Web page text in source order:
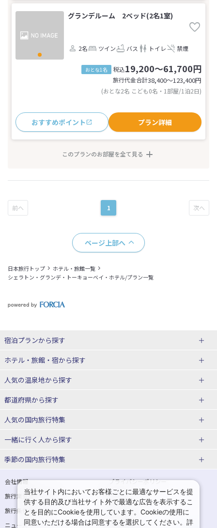
グランデルーム 2ベッド(2名1室)
2名 ツイン バス トイレ 禁煙
おとな1名 税込19,200～61,700円
旅行代金合計38,400〜123,400円
(おとな2名 こども0名・1部屋/1泊2日)
おすすめポイント プラン詳細
このプランのお部屋を全て見る
1
ページ上部へ
日本旅行トップ
ホテル・旅館一覧
シェラトン・グランデ・トーキョーベイ・ホテル/プラン一覧
宿泊プランから探す
北海道
東北
青森県
宮城県
山形県
関東
埼玉県 千葉県
茨城県 栃木県
ホテル・旅館・宿から探す
北海道ホテル・旅館
青森県ホテル・旅館
宮城県ホテル・旅館
山形県ホテル・旅館
東京都ホテル・旅館 神奈川県ホテル・旅館
埼玉県ホテル・旅館 千葉県ホテル・旅館
人気の温泉地から探す
北海道
湯の川温泉(北海道)
十勝川温泉(北海道)
洞爺湖温泉(北海道)
層雲峡温泉(北海道)
東北
花巻温泉(岩手) 蔵王温泉(山形)
都道府県から探す
北海道旅行・ツアー
東北
青森旅行・ツアー 岩手旅行・ツアー
宮城旅行・ツアー 秋田旅行・ツアー
山形旅行・ツアー 福島旅行・ツアー
人気の国内旅行特集
東京ディズニーリゾート®への旅
ユニバーサル・スタジオ・ジャパ
一緒に行く人から探す
一人旅 国内版
カップル・夫婦旅行 国内版 女子旅 国内版
卒業旅行・学生旅行 国内版
季節の国内旅行特集
桜・お花見特集
ゴールデンウィーク（GW）の国内
旅行
夏休み・お盆の国内旅行 7月の国内旅行
会社情報
プライバシーポリシー
旅行業登録票・約款
規約集
旅行条件書
商標について
ニュースリリース
採用情報
当社サイト内においてお客様ごとに最適なサービスを提
供する目的及び当社サイト外で最適な広告を表示するこ
とを目的にCookieを使用しています。Cookieの使用に
同意いただける場合は同意するを選択してください。詳